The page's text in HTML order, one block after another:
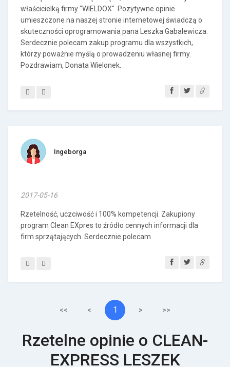
właścicielką firmy "WIELDOX". Pozytywne opinie
umieszczone na naszej stronie internetowej świadczą o
skuteczności oprogramowania pana Leszka Gabalewicza.
Serdecznie polecam zakup programu dla wszystkich,
którzy poważnie myślą o prowadzeniu własnej firmy.
Pozdrawiam, Donata Wielonek.
Ingeborga
2017-05-16
Rzetelność, uczciwość i 100% kompetencji. Zakupiony
program Clean EXpres to źródło cennych informacji dla
firm sprzątających. Serdecznie polecam
<< < 1 > >>
Rzetelne opinie o CLEAN-
EXPRESS LESZEK